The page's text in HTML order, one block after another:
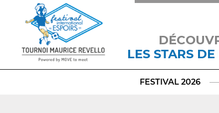
LES STARS
FESTIVAL 2026